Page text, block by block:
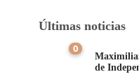
Últimas noticias
0
de